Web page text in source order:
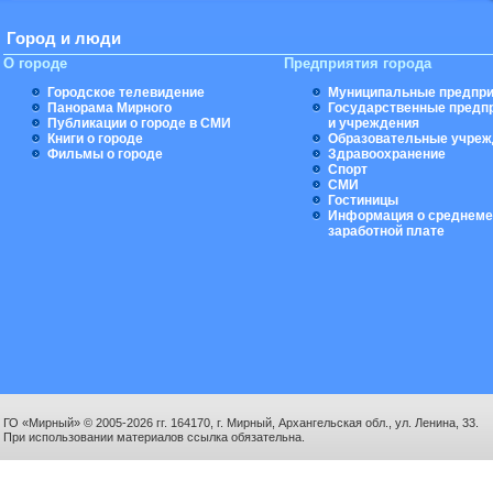
Город и люди
О городе
Городское телевидение
Панорама Мирного
Публикации о городе в СМИ
Книги о городе
Фильмы о городе
Предприятия города
Муниципальные
Государственные
и учреждения
Образовательные
Здравоохранение
Спорт
СМИ
Гостиницы
Информация о
заработной плате
ГО «Мирный» © 2005-2026 гг. 164170, г. Мирный, Архангельская обл., ул. Ленина, 33.
При использовании материалов ссылка обязательна.